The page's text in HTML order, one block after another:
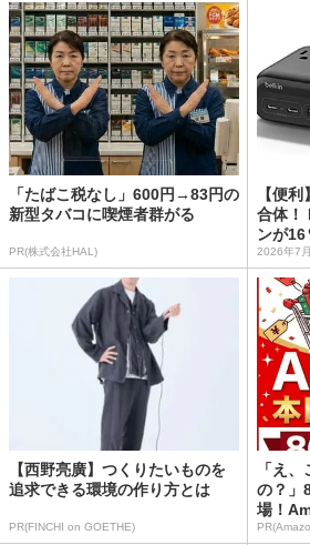
「たばこ税なし」600円→83円の
新型タバコに喫煙者群がる
PR(株式会社HAL)
【便
合体！
ンが16
2026年7
【西野亮廣】つくりたいものを
追求できる環境の作り方とは
PR(FINCHI on GOETHE)
「え
の？」
場！